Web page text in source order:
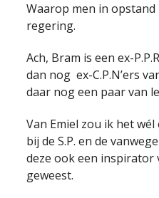
Waarop men in
regering.
Ach, Bram is een ex-
dan nog ex-C.P.N’ers
daar nog een paar van
Van Emiel zou ik het
bij de S.P. en de
deze ook een inspirator
geweest.